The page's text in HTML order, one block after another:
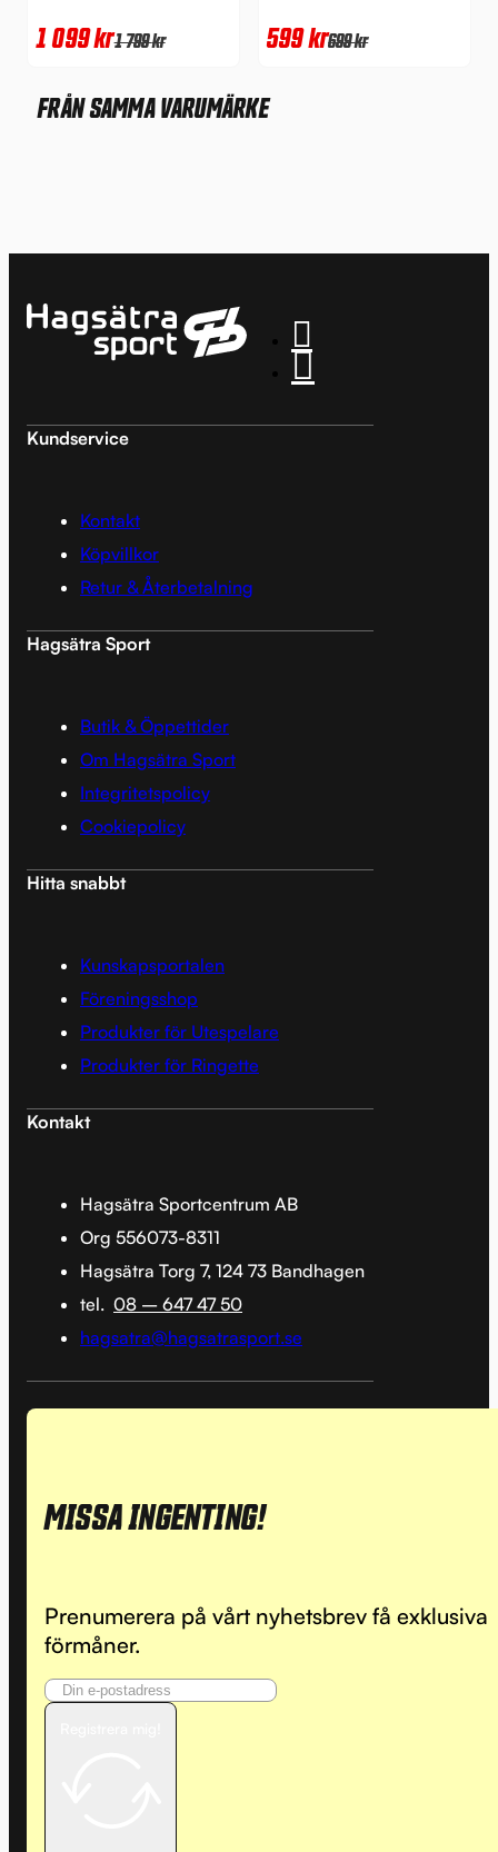
1 099kr1 799kr 599kr699kr
FRÅN SAMMA VARUMÄRKE
Kundservice
Kontakt
Köpvillkor
Retur & Återbetalning
Hagsätra Sport
Butik & Öppettider
Om Hagsätra Sport
Integritetspolicy
Cookiepolicy
Hitta snabbt
Kunskapsportalen
Föreningsshop
Produkter för Utespelare
Produkter för Ringette
Kontakt
Hagsätra Sportcentrum AB
Org 556073-8311
Hagsätra Torg 7, 124 73 Bandhagen
tel. 08 – 647 47 50
hagsatra@hagsatrasport.se
MISSA INGENTING!
Prenumerera på vårt nyhetsbrev få exklusiva
förmåner.